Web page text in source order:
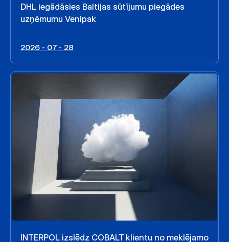
DHL iegādāsies Baltijas sūtījumu piegādes
uzņēmumu Venipak
2026 - 07 - 28
INTERPOL izslēdz COBALT klientu no meklējamo